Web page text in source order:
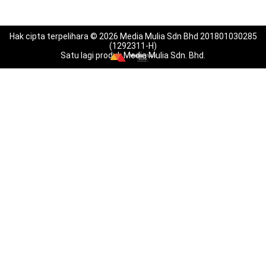
Hak cipta terpelihara © 2026 Media Mulia Sdn Bhd 201801030285
(1292311-H)
Satu lagi produk Media Mulia Sdn. Bhd.